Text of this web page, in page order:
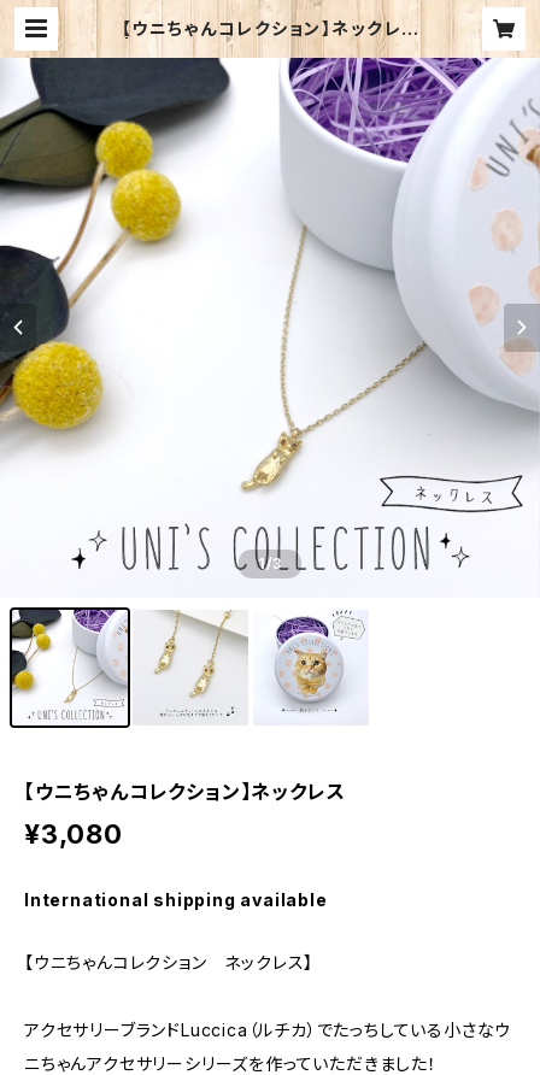
【ウニちゃんコレクション】ネックレス
| Cat Apartment Coffee WEB
SHOP
1/3
【ウニちゃんコレクション】ネックレス
¥3,080
International shipping available
【ウニちゃんコレクション ネックレス】
アクセサリーブランドLuccica（ルチカ）でたっちしている小さなウ
ニちゃんアクセサリーシリーズを作っていただきました！